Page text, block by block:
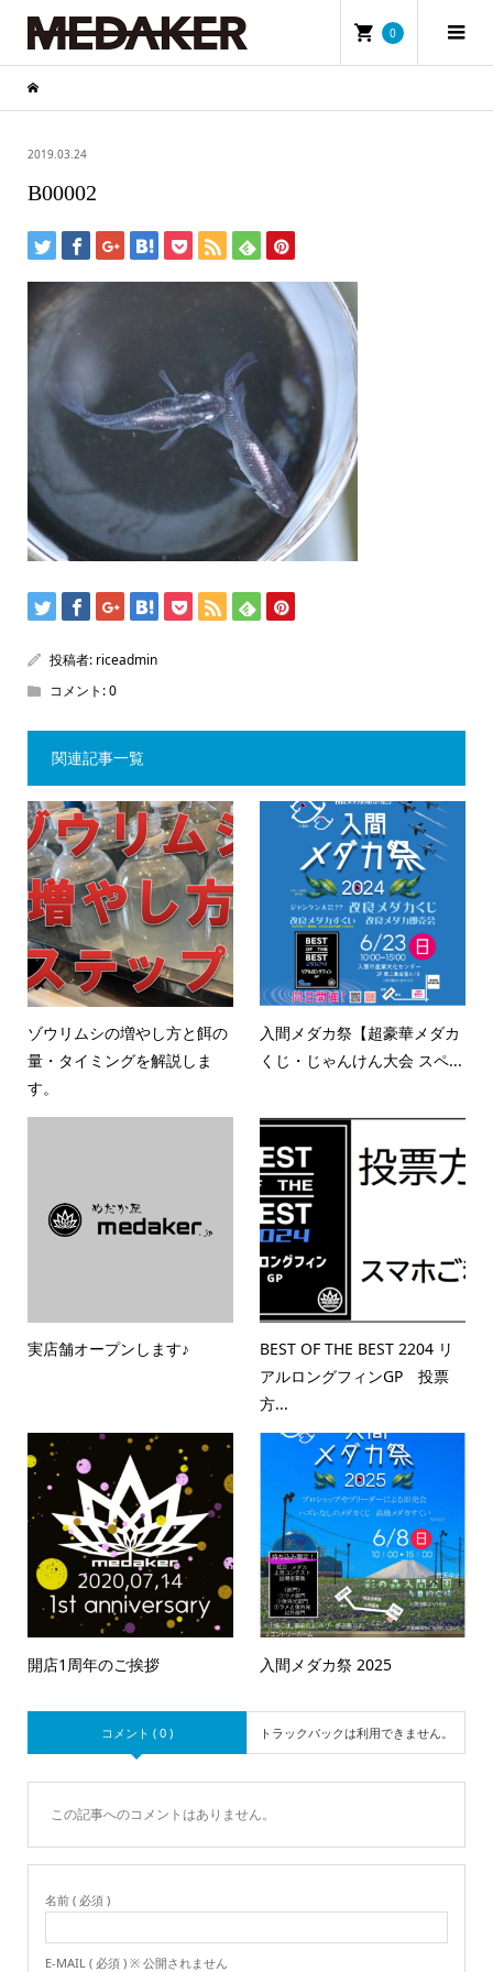
0
2019.03.24
B00002
投稿者: riceadmin
コメント:0
関連記事一覧
ゾウリムシの増やし方と餌の
量・タイミングを解説しま
す。
入間メダカ祭【超豪華メダカ
くじ・じゃんけん大会 スペ...
実店舗オープンします♪
BEST OF THE BEST 2204 リ
アルロングフィンGP 投票
方...
開店1周年のご挨拶 入間メダカ祭 2025
コメント ( 0 ) トラックバックは利用できません。
この記事へのコメントはありません。
名前 ( 必須 )
E-MAIL ( 必須 ) ※ 公開されません